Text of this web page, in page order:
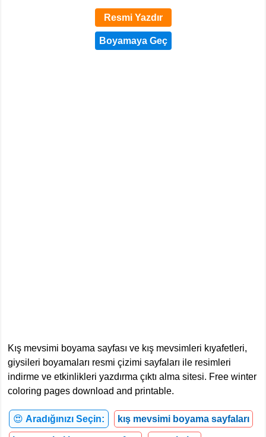
Resmi Yazdır
Kış mevsimi boyama sayfası ve kış mevsimleri kıyafetleri,
giysileri boyamaları resmi çizimi sayfaları ile resimleri
indirme ve etkinlikleri yazdırma çıktı alma sitesi. Free winter
coloring pages download and printable.
😍 Aradığınızı Seçin: kış mevsimi boyama sayfaları